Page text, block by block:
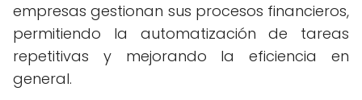
empresas gestionan sus procesos financieros,
permitiendo la automatización de tareas
repetitivas y mejorando la eficiencia en
general.